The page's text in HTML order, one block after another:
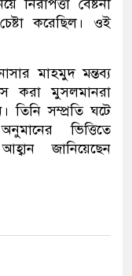
নিরাপত্তা বেষ্টনী
করেছিল। ওই
নাসার মাহমুদ মন্তব্য
করা মুসলমানরা
তিনি সম্প্রতি ঘটে
ভিত্তিতে
জানিয়েছেন